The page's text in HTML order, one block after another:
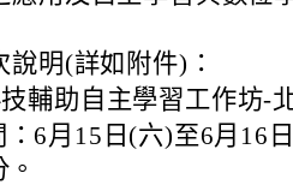
說明(詳如附件)：
輔助自主學習工作坊-
：6月15日(六)至6月16